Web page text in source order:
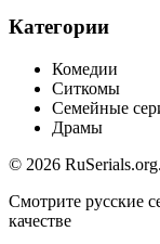
Категории
Комедии
Ситкомы
Семейные
Драмы
© 2026
Смотрите русские
качестве